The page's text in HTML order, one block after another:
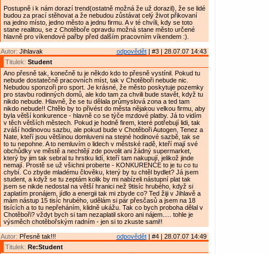
Postupně i k nám dorazí trend(ostatně možná že už dorazil), že se lidé
budou za prací stěhovat a že nebudou zůstávat celý život přikovaní
na jedno místo, jedno město a jednu firmu. A v té chvíli, kdy se toto
stane realitou, se z Chotěboře opravdu možná stane město určené
hlavně pro víkendové pařby před dalším pracovním víkendem :).
odpovědět| #3 | 28.07.07 14:43
Autor: Jihlavak
Titulek: Student
Ano přesně tak, konečně tu je někdo kdo to přesně vystínil. Pokud tu
nebude dostatečně pracovních míst, tak v Chotěboři nebude nic.
Nebudou sponzoři pro sport. Je krásné, že město poskytuje pozemky
pro stavbu rodinných domů, ale kdo tam za chvili bude stavět, když tu
nikdo nebude. Hlavně, že se tu dělala průmyslová zona a ted tam
nikdo nebude!! Chtělo by to přivést do města nějakou velkou firmu, aby
byla větší konkurence - hlavně co se týče mzdové platby. Já to vidím
v těch větších městech. Pokud je hodně firem, které potřebují lidi, tak
zváší hodinovou sazbu, ale pokud bude v Chotěboři Autogen, Tenez a
Nate, kteří jsou většinou domluveni na stejné hodinové sazbě, tak se
to tu nepohne. A to nemluvím o lidech v městské radě, kteří mají své
obchůdky ve městě a nechtějí zde povolit ani žádný supermarket,
který by jim tak sebral tu hrstku lidí, kteří tam nakupují, jelikož jinde
nemají. Prostě se už všichni proberte - KONKURENCE to je tu co tu
chybí. Co zbyde mladému člověku, který by tu chtěl bydlet? Já jsem
student, a když se tu zeptám kolik by mi nabízeli nástupní plat tak
jsem se nikde nedostal na větší hranici než 9tisíc hrubého, když si
zaplatím pronájem, jídlo a energii tak mi zbyde co? Ted žiji v Jihlavě a
mám nástup 15 tisíc hrubého, udělám si pár přesčasů a jsem na 18
tisících a to tu nepřeháním, klidně ukážu. Tak co bych proboha dělal v
Chotěboři? vždyt bych si tam nezaplatil skoro ani nájem..... tohle je
výsměch chotěbořským radním - jen si to zkuste sami!!
odpovědět| #4 | 28.07.07 14:49
Autor: Přesně tak!!!
Titulek: Re:Student